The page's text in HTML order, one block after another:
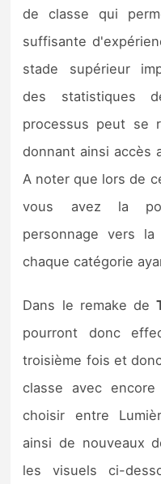
de classe qui
suffisante
stade supérieur
des statistiques
processus peut se
donnant ainsi accès
A noter que lors de
vous avez la
personnage vers
chaque catégorie
Dans le remake de
pourront donc
troisième fois et
classe avec
choisir entre
ainsi de nouveaux
les visuels ci-